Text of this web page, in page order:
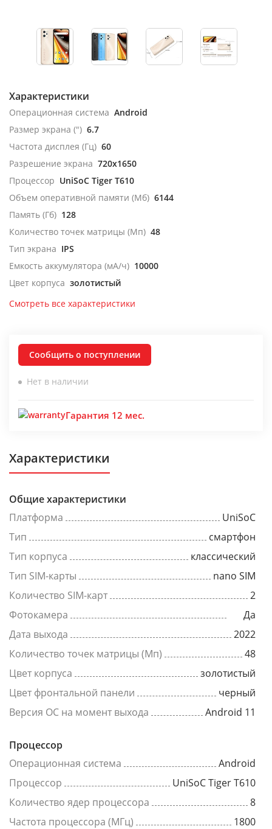
Характеристики
Операционная система Android
Размер экрана (") 6.7
Частота дисплея (Гц) 60
Разрешение экрана 720x1650
Процессор UniSoC Tiger T610
Объем оперативной памяти (Мб) 6144
Память (Гб) 128
Количество точек матрицы (Мп) 48
Тип экрана IPS
Емкость аккумулятора (мА/ч) 10000
Цвет корпуса золотистый
Смотреть все характеристики
Сообщить о поступлении
Нет в наличии
Гарантия 12 мес.
Характеристики
Общие характеристики
Платформа
UniSoC
Тип
смартфон
Тип корпуса
классический
Тип SIM-карты
nano SIM
Количество SIM-карт
2
Фотокамера
Да
Дата выхода
2022
Количество точек матрицы (Мп)
48
Цвет корпуса
золотистый
Цвет фронтальной панели
черный
Версия ОС на момент выхода
Android 11
Процессор
Операционная система
Android
Процессор
UniSoC Tiger T610
Количество ядер процессора
8
Частота процессора (МГц)
1800